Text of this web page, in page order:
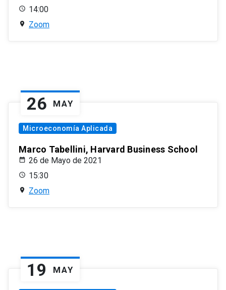
14:00
Zoom
26 MAY
Microeconomía Aplicada
Marco Tabellini, Harvard Business School
26 de Mayo de 2021
15:30
Zoom
19 MAY